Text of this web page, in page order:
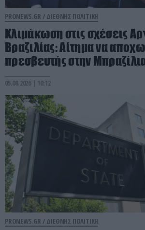
PRONEWS.GR / ΔΙΕΘΝΗΣ ΠΟΛΙΤΙΚΗ
Κλιμάκωση στις σχέσεις
Βραζιλίας: Αίτημα να
πρεσβευτής στην
05.08.2026 | 10:12
PRONEWS.GR / ΔΙΕΘΝΗΣ ΠΟΛΙΤΙΚΗ